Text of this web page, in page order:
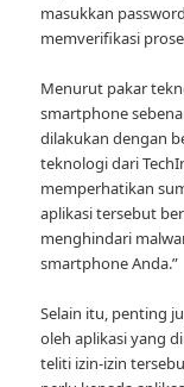
masukkan
memverifikasi
Menurut pakar
smartphone
dilakukan dengan
teknologi dari
memperhatikan
aplikasi tersebut
menghindari
smartphone Anda.”
Selain itu, penting
oleh aplikasi yang
teliti izin-izin